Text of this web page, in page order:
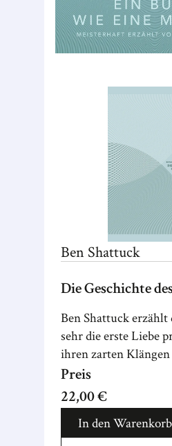
Ben Shattuck
Die Geschichte
Ben Shattuck erzählt
sehr die erste Liebe
ihren zarten
Tragik.
Preis
22,00 €
In den Warenkorb